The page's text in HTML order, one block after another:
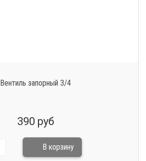
Вентиль запорный 3/4
390 руб